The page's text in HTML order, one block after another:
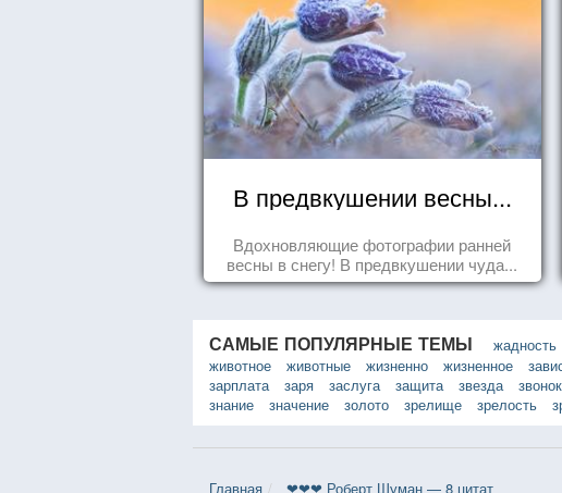
В предвкушении весны...
Вдохновляющие фотографии ранней
весны в снегу! В предвкушении чуда...
САМЫЕ ПОПУЛЯРНЫЕ ТЕМЫ жадность
животное
животные жизненно жизненное
зарплата
заря заслуга защита звезда звонок
знание
значение золото зрелище зрелость
Главная ❤❤❤ Роберт Шуман — 8 цитат